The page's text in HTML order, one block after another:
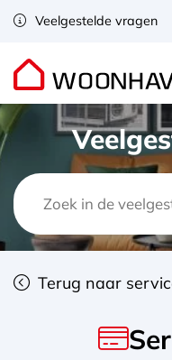
Veelgestelde vragen
Terug naar